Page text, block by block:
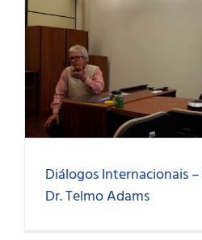
Diálogos Internacionais
Dr. Telmo Adams